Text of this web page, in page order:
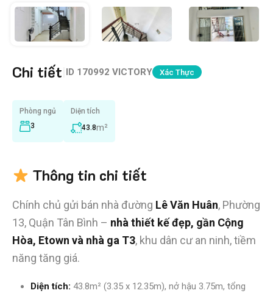
Chi tiết ID 170992 VICTORY Xác Thực
Phòng ngủ
3
Diện tích
43.8m²
Thông tin chi tiết
Chính chủ gửi bán nhà đường Lê Văn Huân, Phường
13, Quận Tân Bình – nhà thiết kế đẹp, gần Cộng
Hòa, Etown và nhà ga T3, khu dân cư an ninh, tiềm
năng tăng giá.
Diện tích: 43.8m² (3.35 x 12.35m), nở hậu 3.75m, tổng